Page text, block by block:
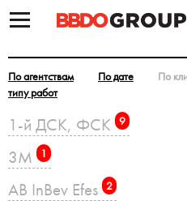
По агентствам По дате По
типу работ
1-й ДСК, ФСК 9
3M 1
AB InBev Efes 2